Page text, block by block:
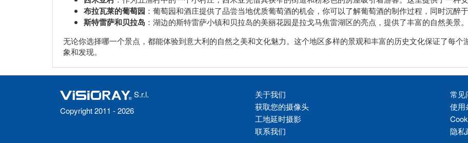
布拉瓦莱的葡萄园 ：葡萄园和酒庄提供了品尝当地优质葡萄酒的机会，你可以了解葡萄酒的制作过程，同时沉醉于
斯特雷萨和贝拉岛 ：湖边的斯特雷萨小镇和贝拉岛的美丽花园是拉戈马焦雷湖区的亮点，提供了丰富的自然美景。
无论你选择哪一个景点，都能体验到意大利的自然之美和文化魅力。这个地区多样的景观和丰富的历史文化保证了每
象和发现。
S.r.l.
Copyright 2011 - 2026
关于我们
获取您的摄像头
工地延时摄影
联系我们
常见
使用
隐私